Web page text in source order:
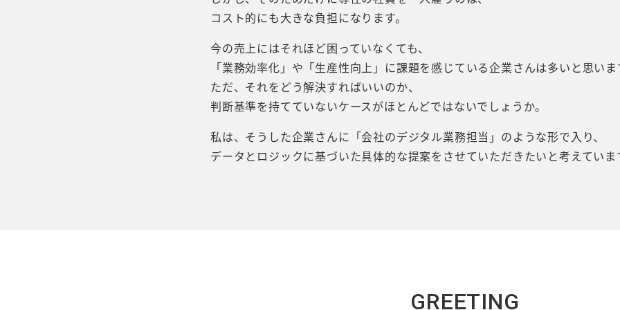
コスト的にも大きな負担になります。
今の売上にはそれほど困っていなくても、
「業務効率化」や「生産性向上」に課題を感じている企業さんは多いと思いま
ただ、それをどう解決すればいいのか、
判断基準を持てていないケースがほとんどではないでしょうか。
私は、そうした企業さんに「会社のデジタル業務担当」のような形で入り、
データとロジックに基づいた具体的な提案をさせていただきたいと考えていま
GREETING